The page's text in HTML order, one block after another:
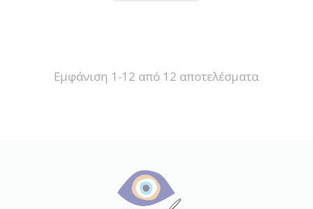
Εμφάνιση 1-12 από 12 αποτελέσματα